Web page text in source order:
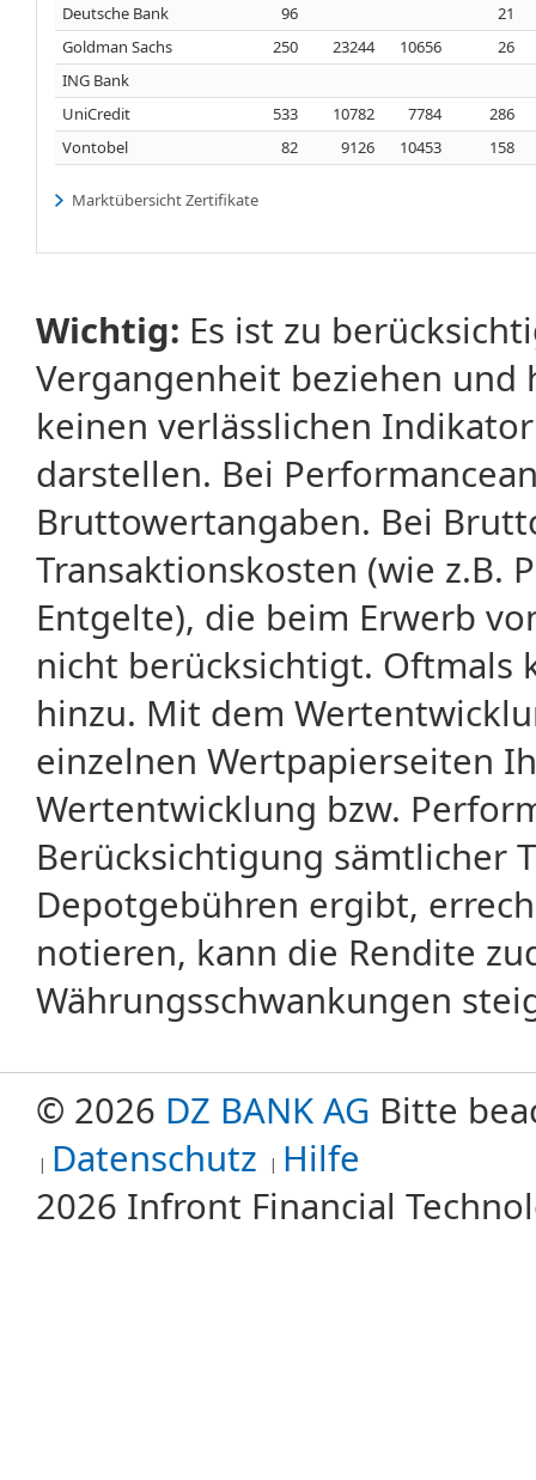
Deutsche Bank
96
21
Goldman Sachs
250 23244 10656
26
ING Bank
UniCredit
533 10782 7784
286
Vontobel
82 9126 10453 158
Marktübersicht Zertifikate
Wichtig: Es ist zu
Vergangenheit beziehen
keinen verlässlichen
darstellen. Bei
Bruttowertangaben. Bei
Transaktionskosten (wie z.B.
Entgelte), die beim Erwerb
nicht berücksichtigt. Oftmals
hinzu. Mit dem
einzelnen Wertpapierseiten
Wertentwicklung bzw.
Berücksichtigung sämtlicher
Depotgebühren ergibt,
notieren, kann die Rendite
Währungsschwankungen
© 2026 DZ BANK AG Bitte
Datenschutz Hilfe
2026 Infront Financial